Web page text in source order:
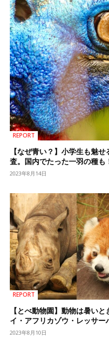
REPORT
【なぜ青い？】小学生も魅
査。国内でたった一羽の種も
2023年8月14日
REPORT
【とべ動物園】動物は暑い
イ・アフリカゾウ・レッサー
2023年8月10日